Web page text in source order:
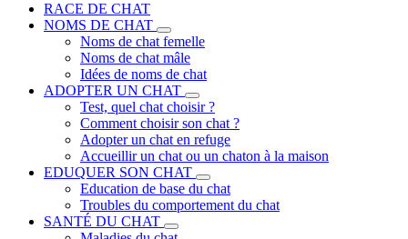
RACE DE CHAT
NOMS DE CHAT
Noms de chat femelle
Noms de chat mâle
Idées de noms de chat
ADOPTER UN CHAT
Test, quel chat choisir ?
Comment choisir son chat ?
Adopter un chat en refuge
Accueillir un chat ou un chaton à la maison
EDUQUER SON CHAT
Education de base du chat
Troubles du comportement du chat
SANTÉ DU CHAT